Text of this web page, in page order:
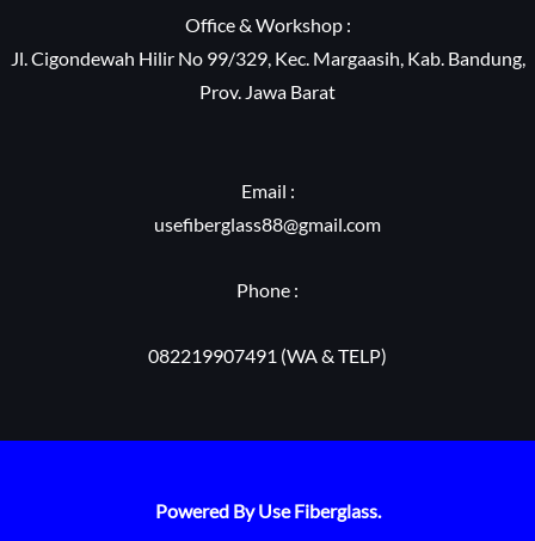
Office & Workshop :
Jl. Cigondewah Hilir No 99/329, Kec. Margaasih, Kab. Bandung,
Prov. Jawa Barat
Email :
usefiberglass88@gmail.com
Phone :
082219907491 (WA & TELP)
Powered By Use Fiberglass.